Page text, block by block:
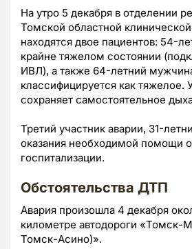
На утро 5 декабря в отделении
Томской областной
находятся двое пациентов: 54-
крайне тяжелом состоянии
ИВЛ), а также 64-летний
классифицируется как тяжелое.
сохраняет самостоятельное
Третий участник аварии, 31-
оказания необходимой помощи
госпитализации.
Обстоятельства ДТП
Авария произошла 4 декабря
километре автодороги «Томск-
Томск-Асино)».